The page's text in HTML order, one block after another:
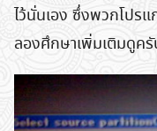
ไว้นั่นเอง ซึ่งพวกโปร
ลองศึกษาเพิ่มเติมดูค